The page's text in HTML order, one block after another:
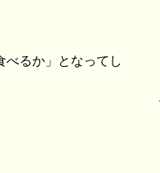
べるか」となってし